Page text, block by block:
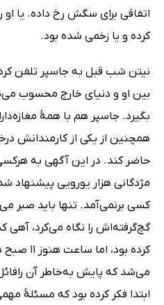
اتفاقی برای سگش رخ داده. یا او
کرده و یا زخمی شده بود.
نیتن شب قبل به جاسپر تلفن
بین او و دنیای خارج محسوب
بگیرد. جاسپر هم با همۀ
همچنین از یکی از کارمندانش
حاضر کند. در این آگهی به
مژدگانی هزار یورویی پیشنهاد
کسی برنمی‌آمد. تنها باید صبر
گچ‌گرفته‌اش را نگاه می‌کرد،
کرده
می‌شد که پایش به‌خاطر آن
ابتدا فکر کرده بود که مسئلۀ